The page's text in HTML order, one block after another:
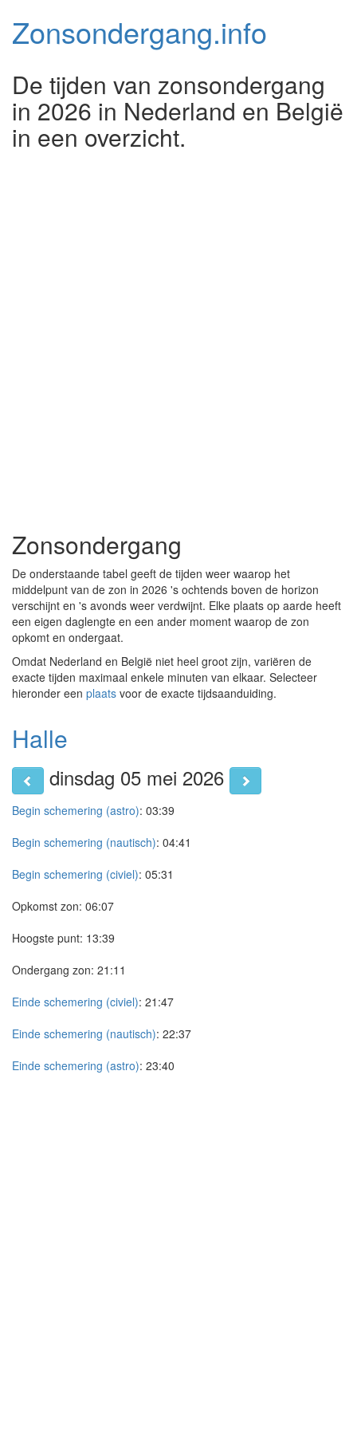
Zonsondergang.info
De tijden van zonsondergang
in 2026 in Nederland en België
in een overzicht.
Zonsondergang
De onderstaande tabel geeft de tijden weer waarop het
middelpunt van de zon in 2026 's ochtends boven de horizon
verschijnt en 's avonds weer verdwijnt. Elke plaats op aarde heeft
een eigen daglengte en een ander moment waarop de zon
opkomt en ondergaat.
Omdat Nederland en België niet heel groot zijn, variëren de
exacte tijden maximaal enkele minuten van elkaar. Selecteer
hieronder een plaats voor de exacte tijdsaanduiding.
Halle
dinsdag 05 mei 2026
Begin schemering (astro): 03:39
Begin schemering (nautisch): 04:41
Begin schemering (civiel): 05:31
Opkomst zon: 06:07
Hoogste punt: 13:39
Ondergang zon: 21:11
Einde schemering (civiel): 21:47
Einde schemering (nautisch): 22:37
Einde schemering (astro): 23:40